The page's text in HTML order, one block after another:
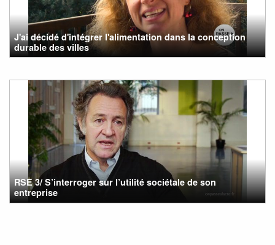
J'ai décidé d'intégrer l'alimentation dans la conception
durable des villes
RSE 3/ S’interroger sur l’utilité sociétale de son
entreprise